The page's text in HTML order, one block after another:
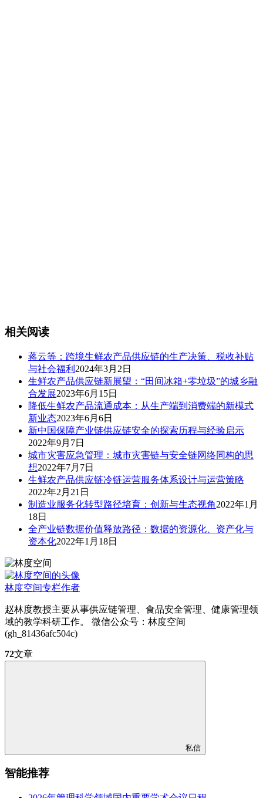
相关阅读
蒋云等：跨境生鲜农产品供应链的生产决策、税收补贴
与社会福利 2024年3月2日
生鲜农产品供应链新展望：“田间冰箱+零垃圾”的城乡融
合发展2023年6月15日
降低生鲜农产品流通成本：从生产端到消费端的新模式
新业态2023年6月6日
新中国保障产业链供应链安全的探索历程与经验启示
2022年9月7日
城市灾害应急管理：城市灾害链与安全链网络同构的思
想2022年7月7日
生鲜农产品供应链冷链运营服务体系设计与运营策略
2022年2月21日
制造业服务化转型路径培育：创新与生态视角2022年1月
18日
全产业链数据价值释放路径：数据的资源化、资产化与
资本化2022年1月18日
林度空间专栏作者
赵林度教授主要从事供应链管理、食品安全管理、健康管理领
域的教学科研工作。 微信公众号：林度空间
(gh_81436afc504c)
72文章
私信
智能推荐